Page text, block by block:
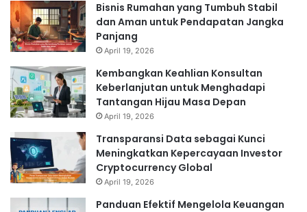
Bisnis Rumahan yang Tumbuh Stabil
dan Aman untuk Pendapatan Jangka
Panjang
April 19, 2026
Kembangkan Keahlian Konsultan
Keberlanjutan untuk Menghadapi
Tantangan Hijau Masa Depan
April 19, 2026
Transparansi Data sebagai Kunci
Meningkatkan Kepercayaan Investor
Cryptocurrency Global
April 19, 2026
Panduan Efektif Mengelola Keuangan